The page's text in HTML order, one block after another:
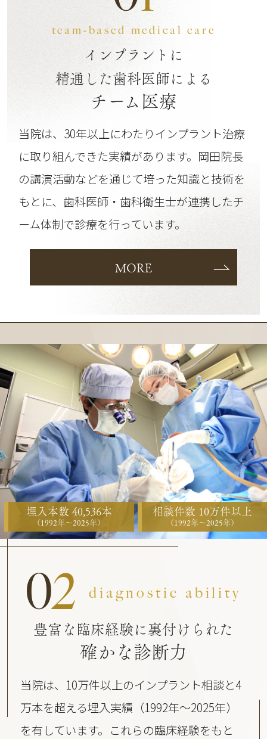
team-based medical care
インプラントに
精通した歯科医師による
チーム医療
当院は、30年以上にわたりインプラント治療
に取り組んできた実績があります。 岡田院長
の講演活動などを通じて培った知識と技術を
もとに、歯科医師・歯科衛生士が連携したチ
ーム体制で診療を行っています。
MORE
埋入本数 40,536本
（1992年〜2025年）
相談件数 10万件以上
（1992年〜2025年）
02 diagnostic ability
豊富な臨床経験に裏付けられた
確かな診断力
当院は、10万件以上のインプラント相談と4
万本を超える埋入実績（1992年〜2025年）
を有しています。これらの臨床経験をもと